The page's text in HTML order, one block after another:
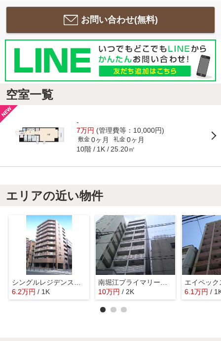
お問い合わせ(無料)
空室一覧
-
7万円 (管理費等：10,000円)
敷金 0ヶ月 礼金 0ヶ月
10階 1K 25.20㎡
エリアの近い物件
6.2万円 / 1K
10万円 / 2K
エイペック
6.1万円 /